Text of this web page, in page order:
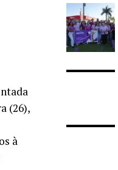
(26),
à